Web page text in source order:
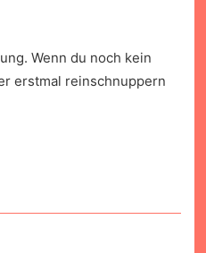
Wenn du noch kein
erstmal reinschnuppern